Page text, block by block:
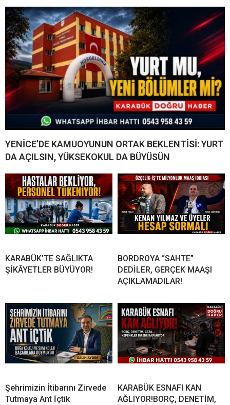
YENİCE’DE KAMUOYUNUN ORTAK BEKLENTİSİ: YURT
DA AÇILSIN, YÜKSEKOKUL DA BÜYÜSÜN
KARABÜK’TE SAĞLIKTA
ŞİKÂYETLER BÜYÜYOR!
BORDROYA “SAHTE”
DEDİLER, GERÇEK MAAŞI
AÇIKLAMADILAR!
Şehrimizin İtibarını Zirvede
Tutmaya Ant İçtik
KARABÜK ESNAFI KAN
AĞLIYOR!BORÇ, DENETİM,